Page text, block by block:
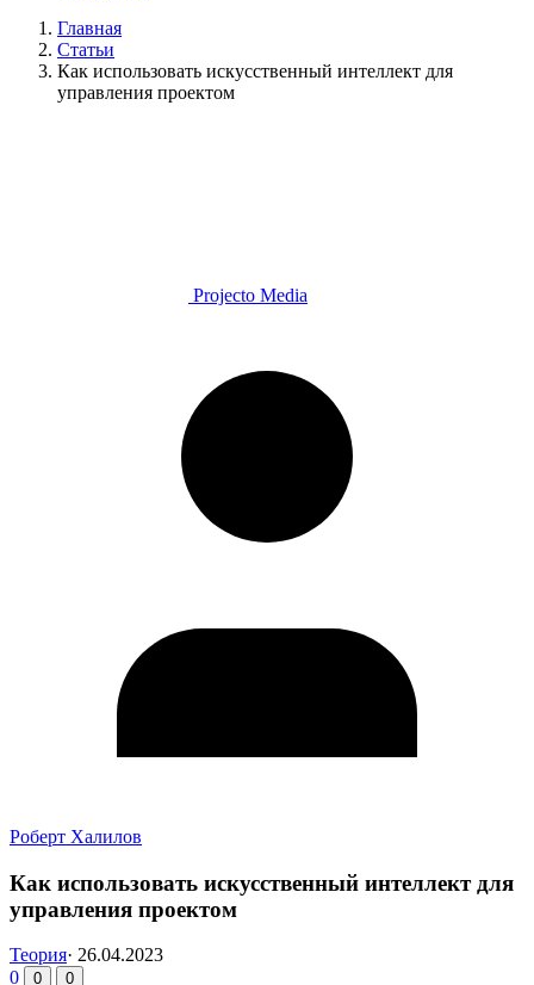
Главная
Статьи
Как использовать искусственный интеллект для
управления проектом
Projecto Media
Роберт Халилов
Как использовать искусственный интеллект для
управления проектом
Теория· 26.04.2023
0
0 0